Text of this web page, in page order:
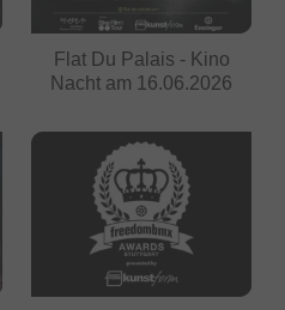
Flat Du Palais - Kino
Nacht am 16.06.2026